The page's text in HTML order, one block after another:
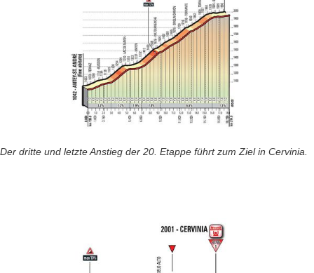
Der dritte und letzte Anstieg der 20. Etappe führt zum Ziel in Cervinia.